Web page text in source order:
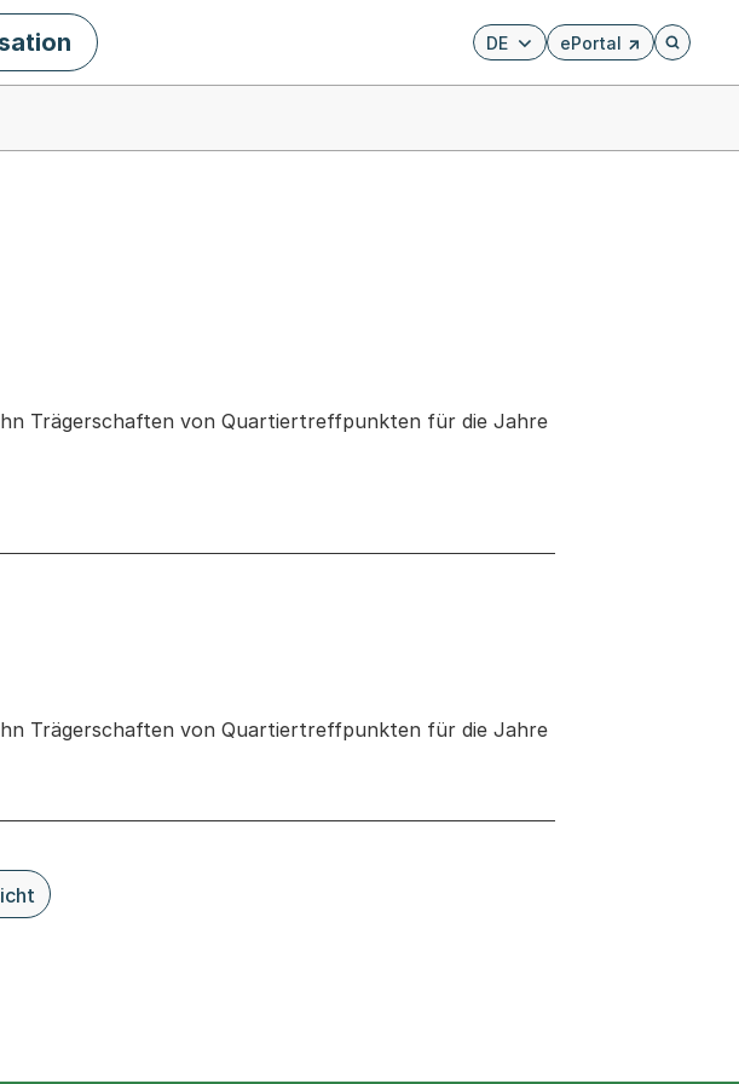
DE ePortal
Externer Link, wird in
Öffnet
Trägerschaften von Quartiertreffpunkten für die Jahre
Geschäft
Trägerschaften von Quartiertreffpunkten für die Jahre